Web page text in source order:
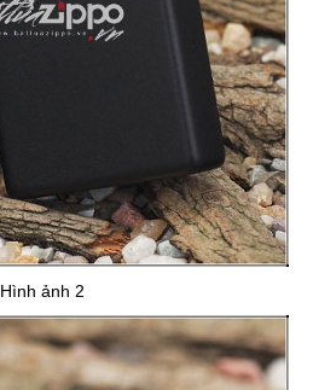
Hình ảnh 2